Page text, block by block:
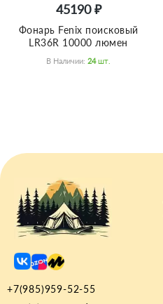
45190 ₽
Фонарь Fenix поисковый
LR36R 10000 люмен
В Наличии: 24 Шт.
+7(985)959-52-55